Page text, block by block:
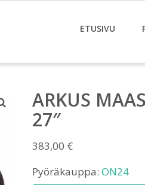
ETUSIVU
ARKUS
27″
383,00 €
Pyöräkauppa: ON24